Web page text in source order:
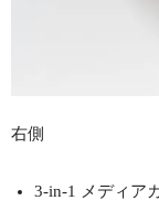
右側
3-in-1 メディア